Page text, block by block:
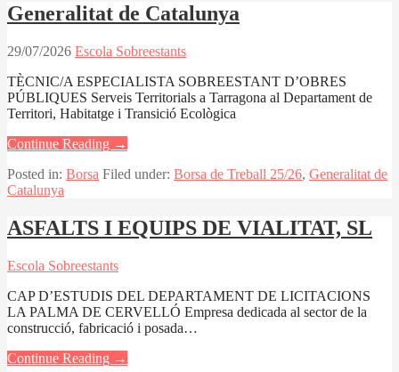
Generalitat de Catalunya
29/07/2026 Escola Sobreestants
TÈCNIC/A ESPECIALISTA SOBREESTANT D’OBRES
PÚBLIQUES Serveis Territorials a Tarragona al Departament de
Territori, Habitatge i Transició Ecològica
Continue Reading →
Posted in: Borsa Filed under: Borsa de Treball 25/26, Generalitat de
Catalunya
ASFALTS I EQUIPS DE VIALITAT, SL
Escola Sobreestants
CAP D’ESTUDIS DEL DEPARTAMENT DE LICITACIONS
LA PALMA DE CERVELLÓ Empresa dedicada al sector de la
construcció, fabricació i posada…
Continue Reading →